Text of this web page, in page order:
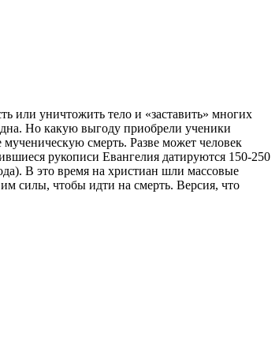
или уничтожить тело и «заставить» многих
Но какую выгоду приобрели ученики
смерть. Разве может человек
рукописи Евангелия датируются 150-250
В это время на христиан шли массовые
силы, чтобы идти на смерть. Версия, что